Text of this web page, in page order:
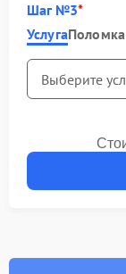
Шаг №3
УслугаПоломка